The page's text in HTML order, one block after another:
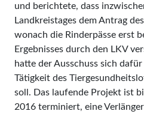
und berichtete, dass
Landkreistages dem Antrag
wonach die Rinderpässe erst
Ergebnisses durch den LKV
hatte der Ausschuss sich
Tätigkeit des
soll. Das laufende Projekt ist
2016 terminiert, eine